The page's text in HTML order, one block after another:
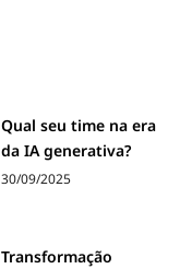
Qual seu time na era
da IA generativa?
30/09/2025
Transformação